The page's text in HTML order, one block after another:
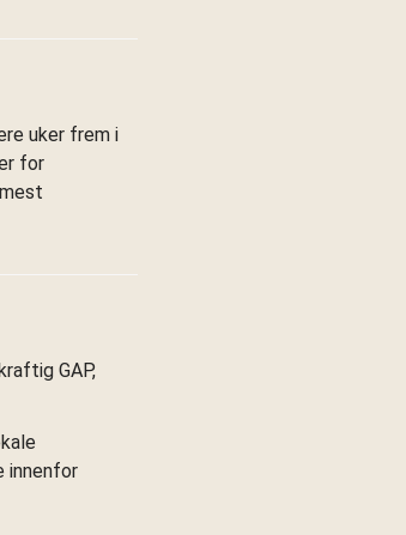
uker frem i
for
GAP,
innenfor